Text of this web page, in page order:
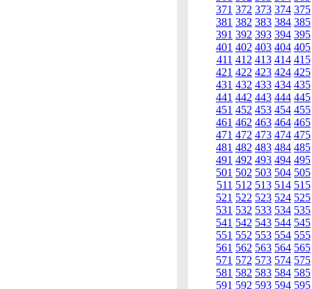
371 372 373 374 375
381 382 383 384 385
391 392 393 394 395
401 402 403 404 405
411 412 413 414 415
421 422 423 424 425
431 432 433 434 435
441 442 443 444 445
451 452 453 454 455
461 462 463 464 465
471 472 473 474 475
481 482 483 484 485
491 492 493 494 495
501 502 503 504 505
511 512 513 514 515
521 522 523 524 525
531 532 533 534 535
541 542 543 544 545
551 552 553 554 555
561 562 563 564 565
571 572 573 574 575
581 582 583 584 585
591 592 593 594 595